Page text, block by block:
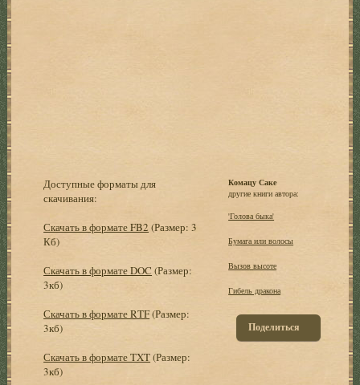
Доступные форматы для
скачивания:
Скачать в формате FB2 (Размер: 3
Кб)
Скачать в формате DOC (Размер:
3кб)
Скачать в формате RTF(Размер:
3кб)
Скачать в формате TXT(Размер:
3кб)
Комацу Саке
другие книги автора:
'Голова быка'
Бумага или волосы
Вызов высоте
Гибель дракона
Поделиться